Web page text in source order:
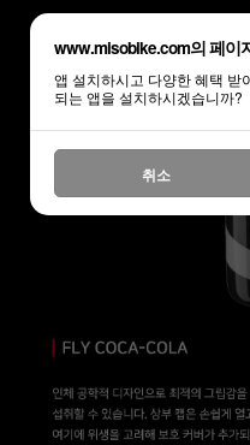
www.misobike.com의 페이
앱 설치하시고 다양한 혜택 받
되는 앱을 설치하시겠습니까?
취소